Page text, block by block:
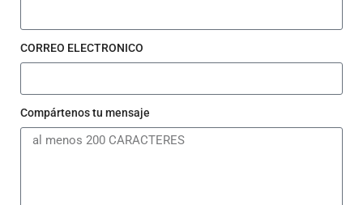
CORREO ELECTRONICO
Compártenos tu mensaje